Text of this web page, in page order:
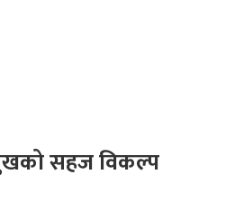
सहज विकल्प